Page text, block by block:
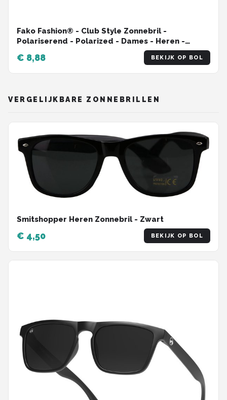
Fako Fashion® - Club Style Zonnebril -
Polariserend - Polarized - Dames - Heren -
€ 8,88 BEKIJK OP BOL
VERGELIJKBARE ZONNEBRILLEN
Smitshopper Heren Zonnebril - Zwart
€ 4,50 BEKIJK OP BOL